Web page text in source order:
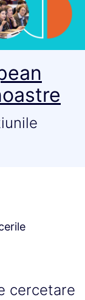
cercetare